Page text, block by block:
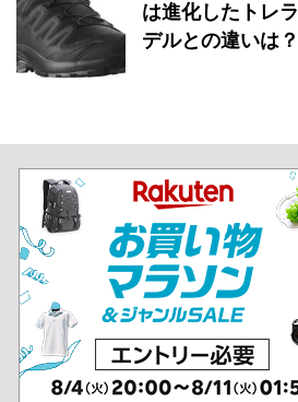
は進化したトレ
デルとの違いは？